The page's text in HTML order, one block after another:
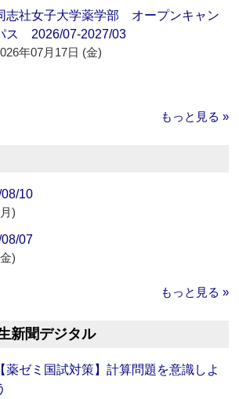
志社女子大学薬学部 オープンキャン
ス 2026/07-2027/03
年07月17日 (金)
もっと見る »
10
)
07
)
もっと見る »
新聞デジタル
【薬ゼミ国試対策】計算問題を意識しよ